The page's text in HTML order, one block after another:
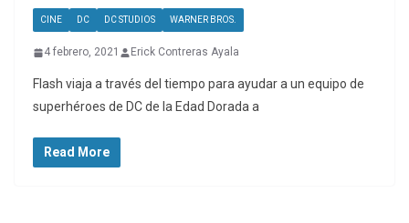
CINE DC DC STUDIOS WARNER BROS.
4 febrero, 2021 Erick Contreras Ayala
Flash viaja a través del tiempo para ayudar a un equipo de
superhéroes de DC de la Edad Dorada a
Read More